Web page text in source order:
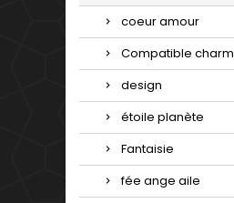
coeur amour
Compatible charm
design
étoile planète
Fantaisie
fée ange aile